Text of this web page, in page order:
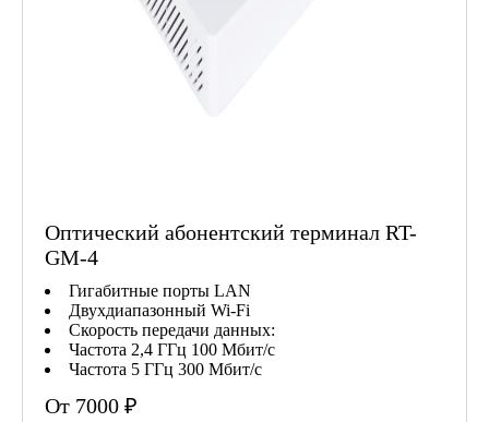
Оптический абонентский терминал RT-
GM-4
Гигабитные порты LAN
Двухдиапазонный Wi-Fi
Скорость передачи данных:
Частота 2,4 ГГц 100 Мбит/с
Частота 5 ГГц 300 Мбит/с
От 7000 ₽